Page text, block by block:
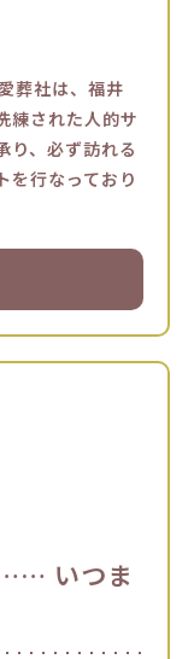
葬社は、福井
練された人的サ
り、必ず訪れる
を行なっており
いつま